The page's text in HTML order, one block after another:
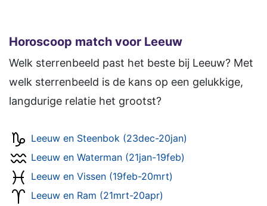
Horoscoop match voor Leeuw
Welk sterrenbeeld past het beste bij Leeuw? Met
welk sterrenbeeld is de kans op een gelukkige,
langdurige relatie het grootst?
Leeuw en Steenbok (23dec-20jan)
Leeuw en Waterman (21jan-19feb)
Leeuw en Vissen (19feb-20mrt)
Leeuw en Ram (21mrt-20apr)